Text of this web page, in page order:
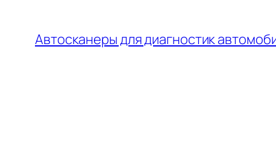
содержимому
Автосканеры для диагностик